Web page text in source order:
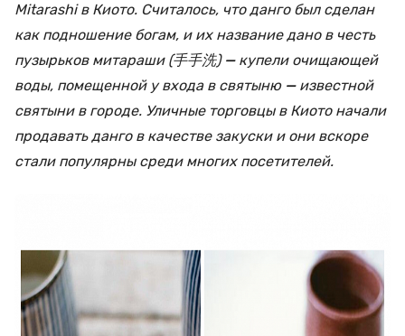
Mitarashi в Киото. Считалось, что данго был сделан
как подношение богам, и их название дано в честь
пузырьков митараши (手手洗) —купели очищающей
воды, помещенной у входа в святыню —известной
святыни в городе. Уличные торговцы в Киото начали
продавать данго в качестве закуски и они вскоре
стали популярны среди многих посетителей.